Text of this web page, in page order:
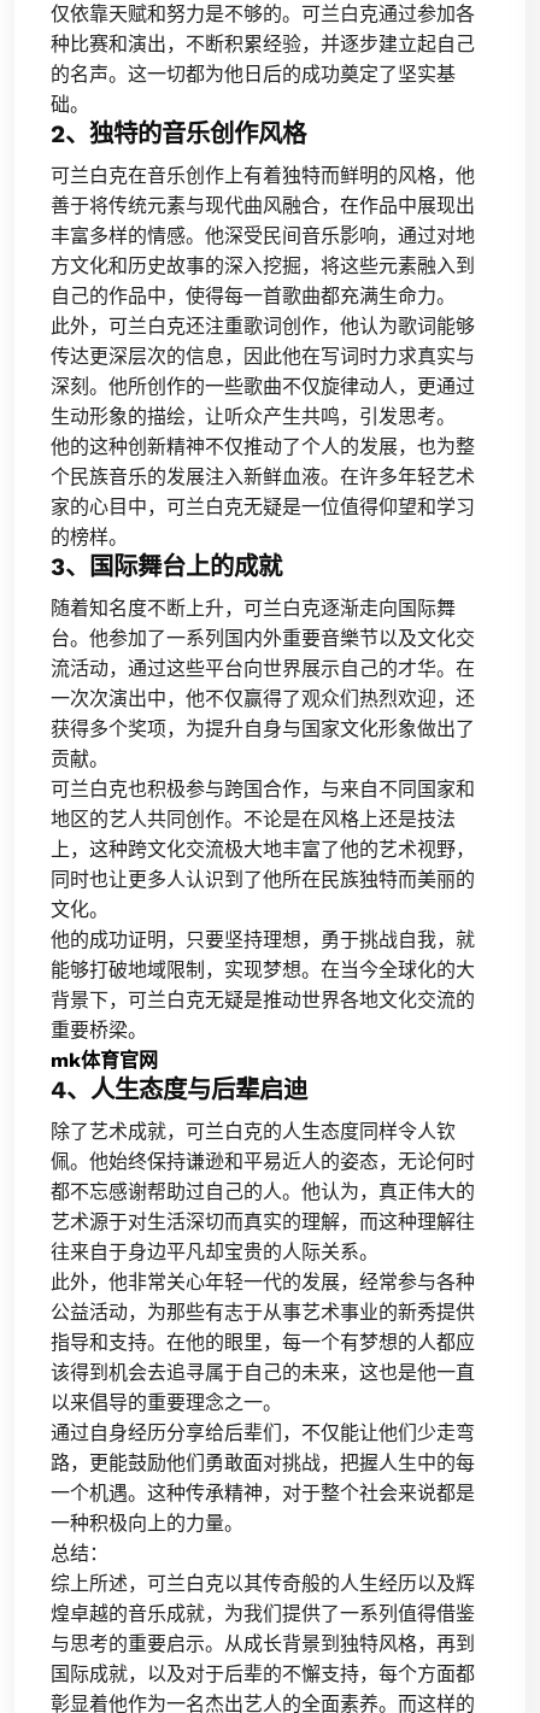
仅依靠天赋和努力是不够的。可兰白克通过参加各
种比赛和演出，不断积累经验，并逐步建立起自己
的名声。这一切都为他日后的成功奠定了坚实基
础。
2、独特的音乐创作风格
可兰白克在音乐创作上有着独特而鲜明的风格，他
善于将传统元素与现代曲风融合，在作品中展现出
丰富多样的情感。他深受民间音乐影响，通过对地
方文化和历史故事的深入挖掘，将这些元素融入到
自己的作品中，使得每一首歌曲都充满生命力。
此外，可兰白克还注重歌词创作，他认为歌词能够
传达更深层次的信息，因此他在写词时力求真实与
深刻。他所创作的一些歌曲不仅旋律动人，更通过
生动形象的描绘，让听众产生共鸣，引发思考。
他的这种创新精神不仅推动了个人的发展，也为整
个民族音乐的发展注入新鲜血液。在许多年轻艺术
家的心目中，可兰白克无疑是一位值得仰望和学习
的榜样。
3、国际舞台上的成就
随着知名度不断上升，可兰白克逐渐走向国际舞
台。他参加了一系列国内外重要音樂节以及文化交
流活动，通过这些平台向世界展示自己的才华。在
一次次演出中，他不仅赢得了观众们热烈欢迎，还
获得多个奖项，为提升自身与国家文化形象做出了
贡献。
可兰白克也积极参与跨国合作，与来自不同国家和
地区的艺人共同创作。不论是在风格上还是技法
上，这种跨文化交流极大地丰富了他的艺术视野，
同时也让更多人认识到了他所在民族独特而美丽的
文化。
他的成功证明，只要坚持理想，勇于挑战自我，就
能够打破地域限制，实现梦想。在当今全球化的大
背景下，可兰白克无疑是推动世界各地文化交流的
重要桥梁。
mk体育官网
4、人生态度与后辈启迪
除了艺术成就，可兰白克的人生态度同样令人钦
佩。他始终保持谦逊和平易近人的姿态，无论何时
都不忘感谢帮助过自己的人。他认为，真正伟大的
艺术源于对生活深切而真实的理解，而这种理解往
往来自于身边平凡却宝贵的人际关系。
此外，他非常关心年轻一代的发展，经常参与各种
公益活动，为那些有志于从事艺术事业的新秀提供
指导和支持。在他的眼里，每一个有梦想的人都应
该得到机会去追寻属于自己的未来，这也是他一直
以来倡导的重要理念之一。
通过自身经历分享给后辈们，不仅能让他们少走弯
路，更能鼓励他们勇敢面对挑战，把握人生中的每
一个机遇。这种传承精神，对于整个社会来说都是
一种积极向上的力量。
总结：
综上所述，可兰白克以其传奇般的人生经历以及辉
煌卓越的音乐成就，为我们提供了一系列值得借鉴
与思考的重要启示。从成长背景到独特风格，再到
国际成就，以及对于后辈的不懈支持，每个方面都
彰显着他作为一名杰出艺人的全面素养。而这样的